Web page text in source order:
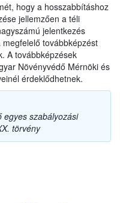
hogy a hosszabbításhoz
jellemzően a téli
jelentkezés
továbbképzést
A továbbképzések
Növényvédő Mérnöki és
érdeklődhetnek.
egyes szabályozási
törvény